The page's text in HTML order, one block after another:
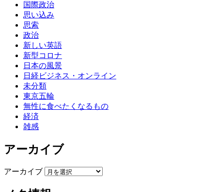
国際政治
思い込み
思索
政治
新しい英語
新型コロナ
日本の風景
日経ビジネス・オンライン
未分類
東京五輪
無性に食べたくなるもの
経済
雑感
アーカイブ
アーカイブ